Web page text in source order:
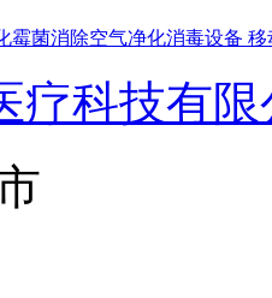
霉菌消除空气净化消毒设备
疗科技有